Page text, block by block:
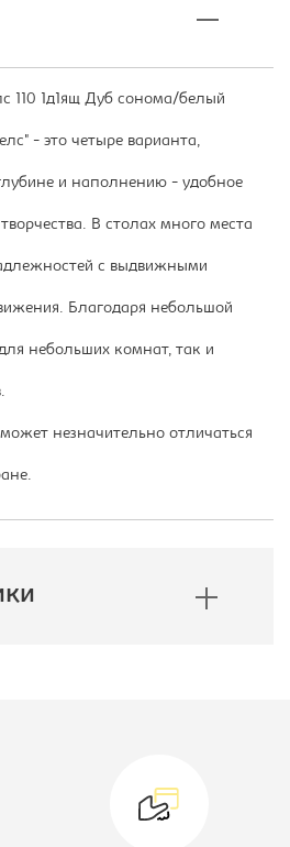
110 1д1ящ Дуб сонома/белый
- это четыре варианта,
и наполнению - удобное
В столах много места
с выдвижными
Благодаря небольшой
небольших комнат, так и
незначительно отличаться
Стелс